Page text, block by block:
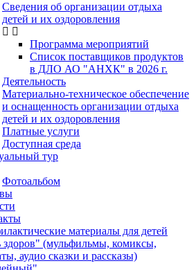
Сведения об организации отдыха
детей и их оздоровления
Программа мероприятий
Список поставщиков продуктов
в ДЛО АО "АНХК" в 2026 г.
Деятельность
Материально-техническое обеспечение
и оснащенность организации отдыха
детей и их оздоровления
Платные услуги
Доступная среда
тур
Фотоальбом
материалы для детей
здоров" (мульфильмы, комиксы,
аудио сказки и рассказы)